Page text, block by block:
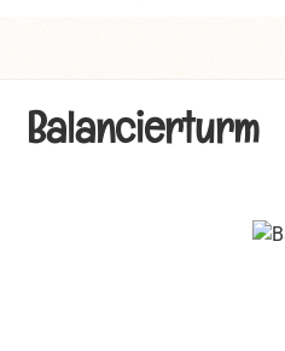
Balancierturm